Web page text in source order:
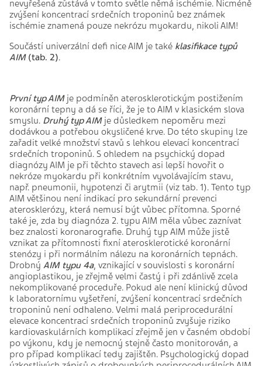
nevyřešená zůstává v tomto světle němá ischémie. Nicméně
zvýšení koncentrací srdečních troponinů bez známek
ischémie znamená pouze nekrózu myokardu, nikoli AIM!
Součástí univerzální defi nice AIM je také klasifikace typů
AIM (tab. 2).
První typ AIMje podmíněn aterosklerotickým postižením
koronární tepny a dá se říci, že je to AIM v klasickém slova
smyslu. Druhý typ AIMje důsledkem nepoměru mezi
dodávkou a potřebou okysličené krve. Do této skupiny lze
zařadit velké množství stavů s lehkou elevací koncentrací
srdečních troponinů. S ohledem na psychický dopad
diagnózy AIM je při těchto stavech asi lepší hovořit o
nekróze myokardu při konkrétním vyvolávajícím stavu,
např. pneumonii, hypotenzi či arytmii (viz tab. 1). Tento typ
AIM většinou není indikací pro sekundární prevenci
aterosklerózy, která nemusí být vůbec přítomna. Sporné
také je, zda by diagnóza 2. typu AIM měla vůbec zaznívat
bez znalosti koronarografie. Druhý typ AIM může jistě
vznikat za přítomnosti fixní aterosklerotické koronární
stenózy i při normálním nálezu na koronárních tepnách.
Drobný AIM typu 4a, vznikající v souvislosti s koronární
angioplastikou, je zřejmě velmi častý i při zdánlivě zcela
nekomplikované proceduře. Pokud ale není klinický důvod
k laboratornímu vyšetření, zvýšení koncentrací srdečních
troponinů není odhaleno. Velmi malá periprocedurální
elevace koncentrací srdečních troponinů zvyšuje riziko
kardiovaskulárních komplikací zřejmě jen v časném období
po výkonu, kdy je nemocný stejně často monitorován, a
pro případ komplikací tedy zajištěn. Psychologický dopad